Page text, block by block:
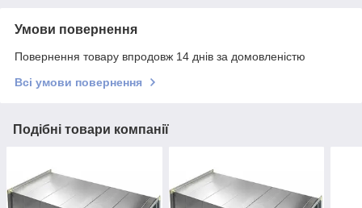
Умови повернення
Повернення товару впродовж 14 днів за домовленістю
Всі умови повернення
Подібні товари компанії